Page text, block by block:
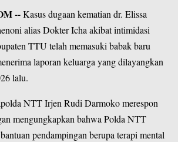
--Kasus dugaan kematian dr. Elissa
alias Dokter Icha akibat intimidasi
TTU telah memasuki babak baru
laporan keluarga yang dilayangkan
lalu.
NTT Irjen Rudi Darmoko merespon
mengungkapkan bahwa Polda NTT
pendampingan berupa terapi mental